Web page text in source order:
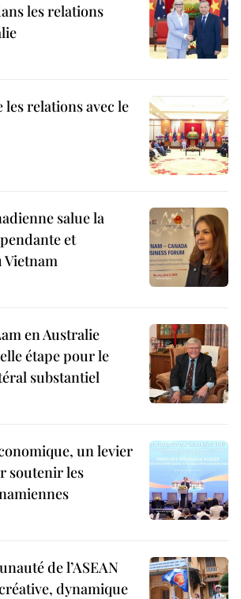
les relations
les relations avec le
salue la
et
en Australie
étape pour le
substantiel
un levier
soutenir les
de l’ASEAN
dynamique